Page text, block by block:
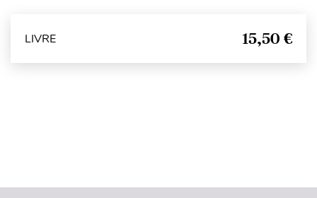
LIVRE 15,50 €